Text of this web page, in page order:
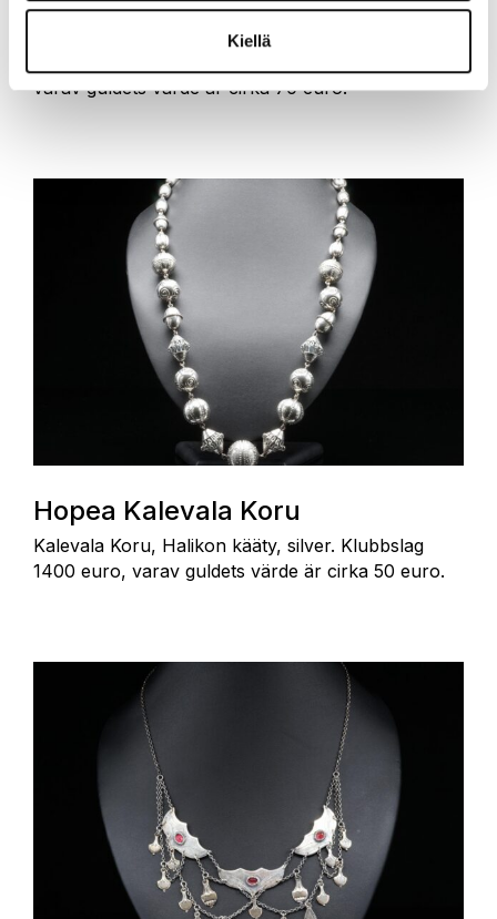
Kiellä
varav guldets värde är cirka 70 euro.
Hopea Kalevala Koru
Kalevala Koru, Halikon kääty, silver. Klubbslag
1400 euro, varav guldets värde är cirka 50 euro.